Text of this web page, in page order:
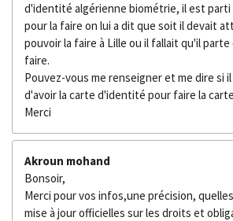
d'identité algérienne biométrie, il est parti
pour la faire on lui a dit que soit il devait
pouvoir la faire à Lille ou il fallait qu'il parte
faire.
Pouvez-vous me renseigner et me dire si
d'avoir la carte d'identité pour faire la
Merci
Akroun mohand
Bonsoir,
Merci pour vos infos,une précision,
mise à jour officielles sur les droits et